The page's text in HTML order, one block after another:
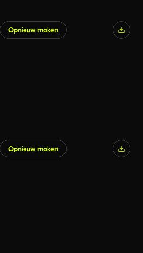
Opnieuw maken
Opnieuw maken